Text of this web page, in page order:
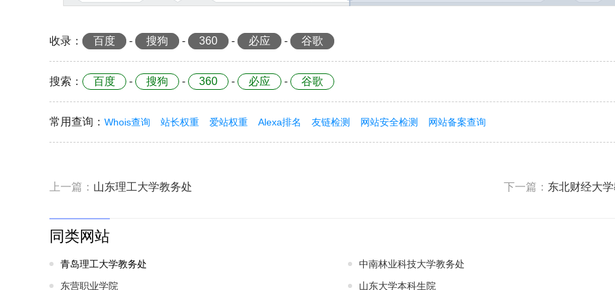
收录 ： 百度 - 搜狗 - 360 - 必应 - 谷歌
搜索 ： 百度 - 搜狗 - 360 - 必应 - 谷歌
常用查询 ： Whois查询 站长权重 爱站权重 Alexa排名 友链检测 网站安全检测 网站备案查询
上一篇： 山东理工大学教务处 下一篇： 东北财经大
同类网站
青岛理工大学教务处
中南林业科技大学教务处
东营职业学院
山东大学本科生院